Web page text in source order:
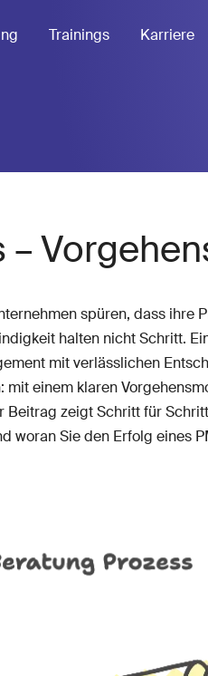
Trainings Karriere
spüren, dass
halten nicht Schritt.
mit verlässlichen
mit einem klaren
zeigt Schritt für
woran Sie den Erfolg eines